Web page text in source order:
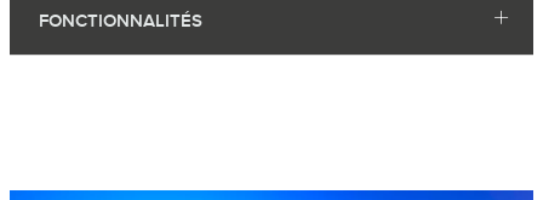
FONCTIONNALITÉS